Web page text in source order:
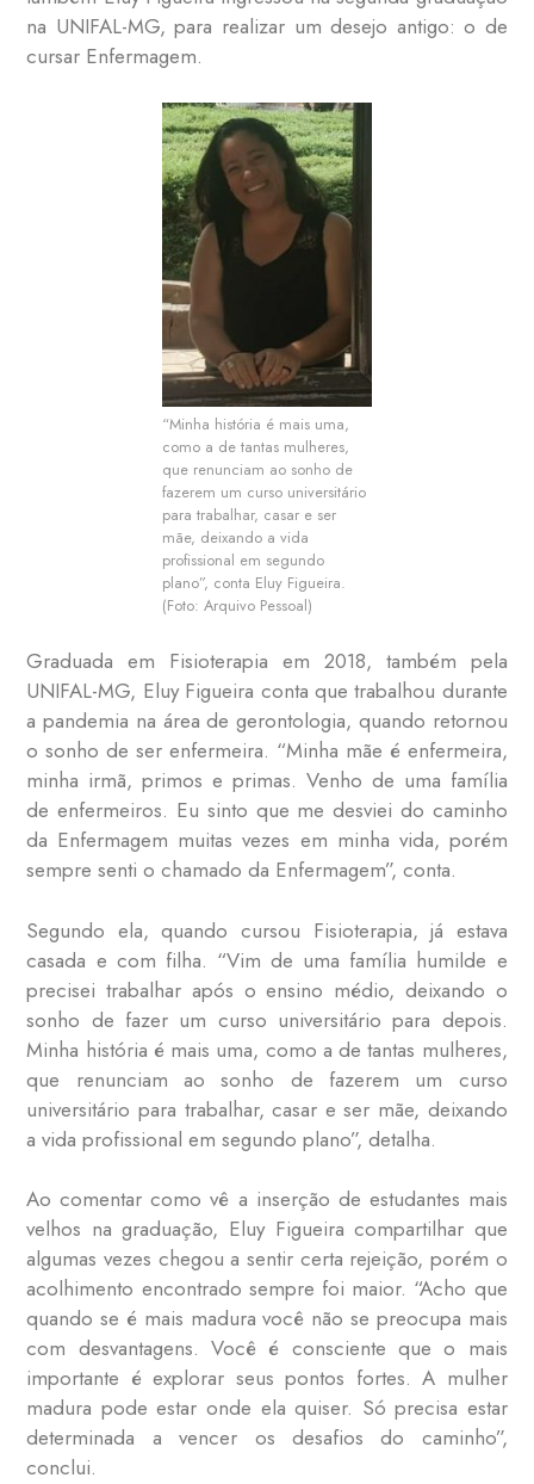
na UNIFAL-MG, para realizar um desejo antigo: o de
cursar Enfermagem.
“Minha história é mais uma,
como a de tantas mulheres,
que renunciam ao sonho de
fazerem um curso universitário
para trabalhar, casar e ser
mãe, deixando a vida
profissional em segundo
plano”, conta Eluy Figueira.
(Foto: Arquivo Pessoal)
Graduada em Fisioterapia em 2018, também pela
UNIFAL-MG, Eluy Figueira conta que trabalhou durante
a pandemia na área de gerontologia, quando retornou
o sonho de ser enfermeira. “Minha mãe é enfermeira,
minha irmã, primos e primas. Venho de uma família
de enfermeiros. Eu sinto que me desviei do caminho
da Enfermagem muitas vezes em minha vida, porém
sempre senti o chamado da Enfermagem”, conta.
Segundo ela, quando cursou Fisioterapia, já estava
casada e com filha. “Vim de uma família humilde e
precisei trabalhar após o ensino médio, deixando o
sonho de fazer um curso universitário para depois.
Minha história é mais uma, como a de tantas mulheres,
que renunciam ao sonho de fazerem um curso
universitário para trabalhar, casar e ser mãe, deixando
a vida profissional em segundo plano”, detalha.
Ao comentar como vê a inserção de estudantes mais
velhos na graduação, Eluy Figueira compartilhar que
algumas vezes chegou a sentir certa rejeição, porém o
acolhimento encontrado sempre foi maior. “Acho que
quando se é mais madura você não se preocupa mais
com desvantagens. Você é consciente que o mais
importante é explorar seus pontos fortes. A mulher
madura pode estar onde ela quiser. Só precisa estar
determinada a vencer os desafios do caminho”,
conclui.